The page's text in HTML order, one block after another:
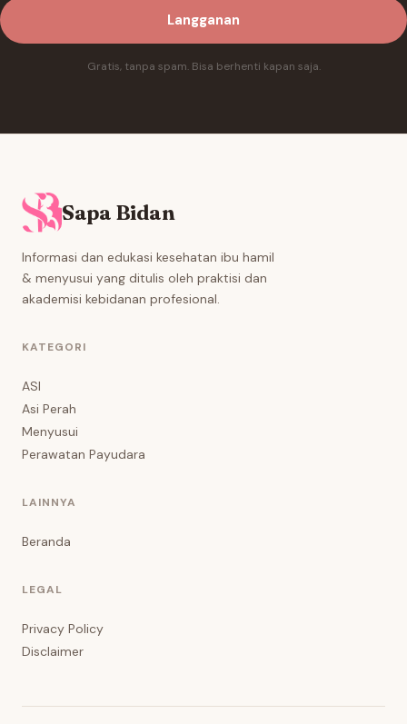
Langganan
Gratis, tanpa spam. Bisa berhenti kapan saja.
Sapa Bidan
Informasi dan edukasi kesehatan ibu hamil
& menyusui yang ditulis oleh praktisi dan
akademisi kebidanan profesional.
KATEGORI
ASI
Asi Perah
Menyusui
Perawatan Payudara
LAINNYA
Beranda
LEGAL
Privacy Policy
Disclaimer